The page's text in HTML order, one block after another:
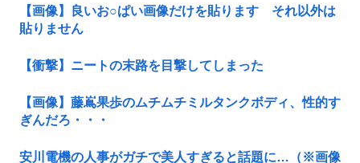
【画像】良いお○ぱい画像だけを貼ります それ以外は
貼りません
【衝撃】ニートの末路を目撃してしまった
【画像】藤嶌果歩のムチムチミルタンクボディ、性的す
ぎんだろ・・・
安川電機の人事がガチで美人すぎると話題に…（※画像